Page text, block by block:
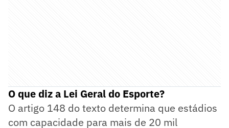
O que diz a Lei Geral do Esporte?
O artigo 148 do texto determina que estádios
com capacidade para mais de 20 mil